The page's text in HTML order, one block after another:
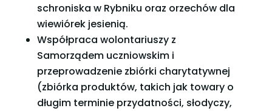
schroniska w Rybniku oraz orzechów dla
wiewiórek jesienią.
Współpraca wolontariuszy z
Samorządem uczniowskim i
przeprowadzenie zbiórki charytatywnej
(zbiórka produktów, takich jak towary o
długim terminie przydatności, słodyczy,